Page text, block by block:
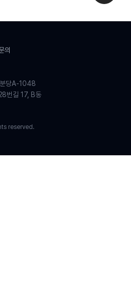
의
당A-1048
번길 17, B동
reserved.